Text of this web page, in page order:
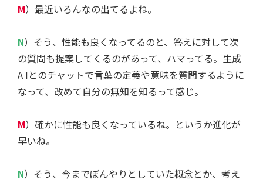
M）最近いろんなの出てるよね。
N）そう、性能も良くなってるのと、答えに対して次
の質問も提案してくるのがあって、ハマってる。生成
A Iとのチャットで言葉の定義や意味を質問するように
なって、改めて自分の無知を知るって感じ。
M）確かに性能も良くなっているね。というか進化が
早いね。
N）そう、今までぼんやりとしていた概念とか、考え